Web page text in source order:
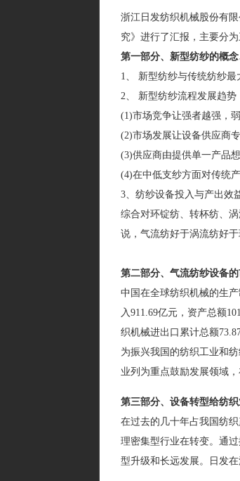
浙江日发纺织机械股份有
究》进行了汇报，主要分为
第一部分、新型纺纱的概
1、 新型纺纱与传统纺纱
2、 新型纺纱流程发展趋势
(1)市场竞争让强者越强，
(2)市场发展让设备供应商
(3)供应商由提供单一产品
(4)在中低支纱方面对传统
3、纺纱设备投入与产出效
综合对环锭纺、转杯纺、
说，气流纺好于涡流纺好于
第二部分、气流纺纱设备
中国在全球纺织机械的生
入911.69亿元，资产总额
织机械进出口累计总额
为振兴我国的纺织工业和
业列为重点鼓励发展领域
第三部分、设备转型给纺
在过去的几十年占我国纺
理密集型行业在转变。通
型升级和长远发展。日发